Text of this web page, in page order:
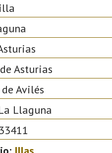
Asturias
Avilés
Llaguna
33411